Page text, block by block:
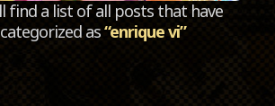
find a list of all posts that have
as“enrique vi”